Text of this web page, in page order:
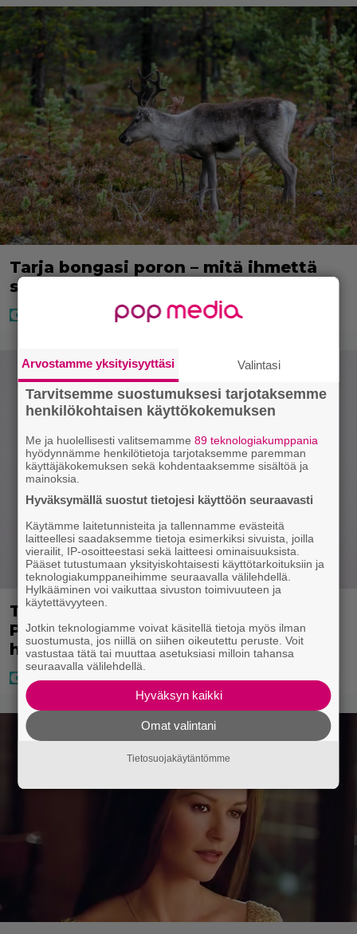
Tarja bongasi poron – mitä ihmettä
sillä oli sarvissaan?
Tässä tulevat Salkkarit-tähti Johanna
Puhakan kaksoset – kasvaneet
huimasti
Arvostamme yksityisyyttäsi Valintasi
Tarvitsemme suostumuksesi tarjotaksemme
henkilökohtaisen käyttökokemuksen
Me ja huolellisesti valitsemamme89 teknologiakumppania
hyödynnämme henkilötietoja tarjotaksemme paremman
käyttäjäkokemuksen sekä kohdentaaksemme sisältöä ja
mainoksia.
Hyväksymällä suostut tietojesi käyttöön seuraavasti
Käytämme laitetunnisteita ja tallennamme evästeitä
laitteellesi saadaksemme tietoja esimerkiksi sivuista, joilla
vierailit, IP-osoitteestasi sekä laitteesi ominaisuuksista.
Pääset tutustumaan yksityiskohtaisesti käyttötarkoituksiin ja
teknologiakumppaneihimme seuraavalla välilehdellä.
Hylkääminen voi vaikuttaa sivuston toimivuuteen ja
käytettävyyteen.
Jotkin teknologiamme voivat käsitellä tietoja myös ilman
suostumusta, jos niillä on siihen oikeutettu peruste. Voit
vastustaa tätä tai muuttaa asetuksiasi milloin tahansa
seuraavalla välilehdellä.
Hyväksyn kaikki
Omat valintani
Tietosuojakäytäntömme